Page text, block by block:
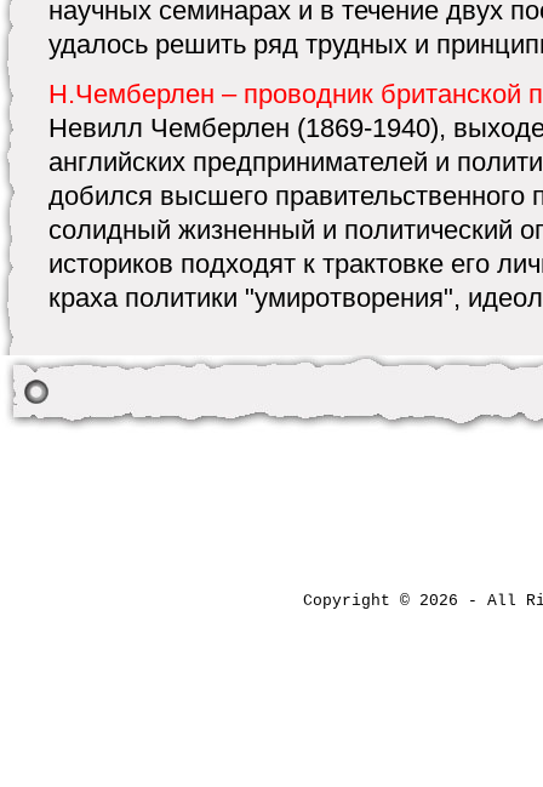
научных семинарах и в течение двух
удалось решить ряд трудных и
Н.Чемберлен – проводник британской
Невилл Чемберлен (1869-1940),
английских предпринимателей и
добился высшего правительственного
солидный жизненный и политический
историков подходят к трактовке его
краха политики "умиротворения",
Copyright © 2026 - All